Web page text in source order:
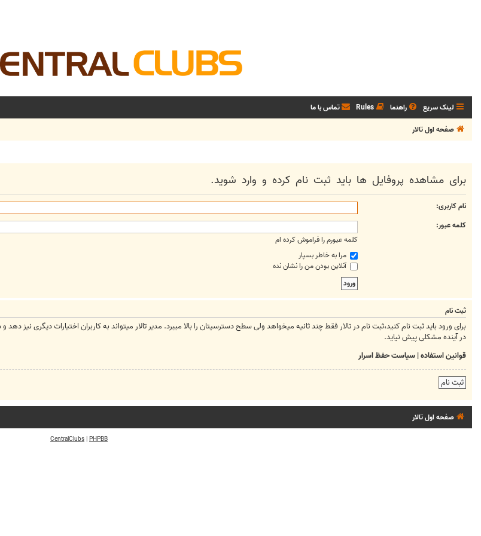
لینک سریع راهنما Rules تماس با ما
صفحه اول تالار
برای مشاهده پروفایل ها باید ثبت نام کرده و وارد شوید.
نام کاربری:
کلمه عبور:
کلمه عبورم را فراموش کرده ام
مرا به خاطر بسپار
آنلاین بودن من را نشان نده
ثبت نام
برای ورود باید ثبت نام کنید،ثبت نام در تالار فقط چند ثانیه میخواهد ولی سطح دسترسیتان را بالا میبرد. مدیر تالار میتواند به کاربران اختیارات دیگری نیز دهد
در آینده مشکلی پیش نیاید.
قوانین استفاده|سیاست حفظ اسرار
ثبت نام
صفحه اول تالار
PHPBB
|
CentralClubs